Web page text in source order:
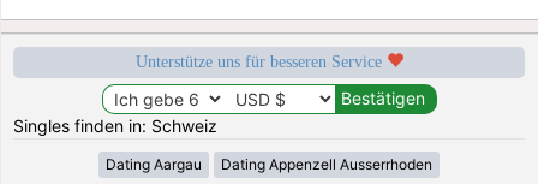
Unterstütze uns für besseren Service
Singles finden in: Schweiz
Dating Aargau Dating Appenzell Ausserrhoden